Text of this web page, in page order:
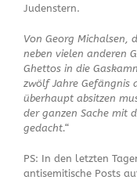
Judenstern.
Von Georg Michalsen,
neben vielen anderen
Ghettos in die
zwölf Jahre Gefängnis
überhaupt absitzen
der ganzen Sache mit
gedacht.“
PS: In den letzten
antisemitische Posts